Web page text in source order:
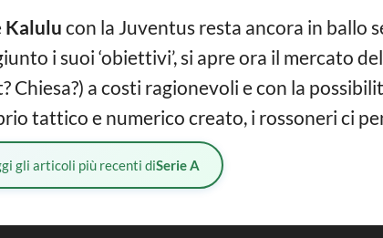
Kalulu con la Juventus resta ancora in ballo
i suoi ‘obiettivi’, si apre ora il mercato
Chiesa?) a costi ragionevoli e con la
tattico e numerico creato, i rossoneri ci
gli articoli più recenti diSerie A